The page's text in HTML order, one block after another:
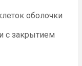
оболочки
с закрытием